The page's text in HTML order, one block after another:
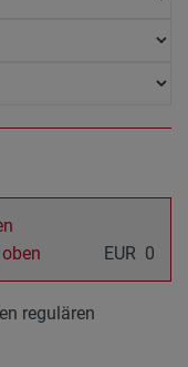
EUR 0
regulären